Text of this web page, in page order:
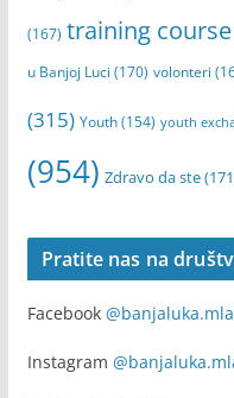
(167) training course
u Banjoj Luci (170) volonteri
(315) Youth(154) youth
(954) Zdravo da ste
Pratite nas na
Facebook
Instagram